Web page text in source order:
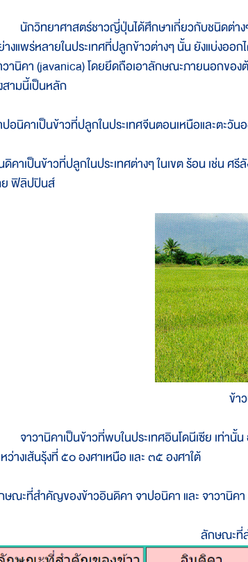
นักวิทยาศาสตร์ชาวญี่ปุ่นได้ศึกษาเกี่ยวกับชนิดต่างๆ
งแพร่หลายในประเทศที่ปลูกข้าวต่างๆ นั้น ยังแบ่งอ
วานิคา (javanica) โดยยึดถือเอาลักษณะภายนอกของ
สามนี้เป็นหลัก
ปอนิคาเป็นข้าวที่ปลูกในประเทศจีนตอนเหนือและตะวั
คาเป็นข้าวที่ปลูกในประเทศต่างๆ ในเขต ร้อน เช่น ศ
ย ฟิลิปปินส์
ข้า
จาวานิคาเป็นข้าวที่พบในประเทศอินโดนีเซีย เท่านั้น
ว่างเส้นรุ้งที่ ๕๐ องศาเหนือ และ ๓๕ องศาใต้
ษณะที่สำคัญของข้าวอินดิคา จาปอนิคา และ จาวานิค